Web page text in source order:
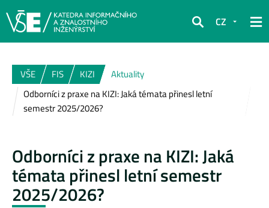
Hledat
CZ
VŠE FIS KIZI
Aktuality
Odborníci z praxe na KIZI: Jaká témata přinesl letní
semestr 2025/2026?
Odborníci z praxe na KIZI: Jaká
témata přinesl letní semestr
2025/2026?